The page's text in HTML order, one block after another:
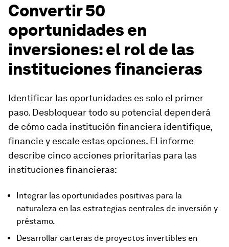
Convertir 50
oportunidades en
inversiones: el rol de las
instituciones financieras
Identificar las oportunidades es solo el primer
paso. Desbloquear todo su potencial dependerá
de cómo cada institución financiera identifique,
financie y escale estas opciones. El informe
describe cinco acciones prioritarias para las
instituciones financieras:
Integrar las oportunidades positivas para la
naturaleza en las estrategias centrales de inversión y
préstamo.
Desarrollar carteras de proyectos invertibles en